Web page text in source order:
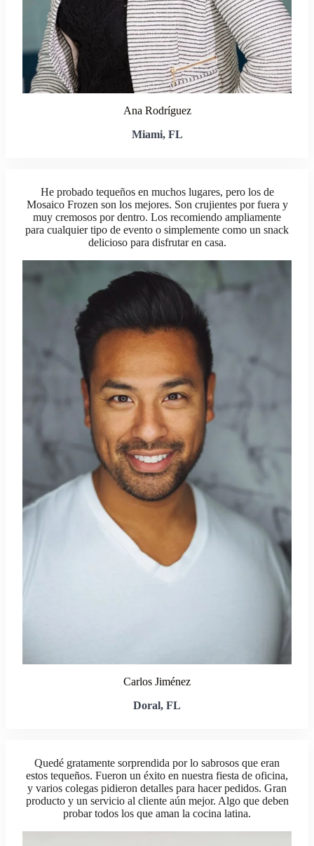
Ana Rodríguez
Miami, FL
He probado tequeños en muchos lugares, pero los de
Mosaico Frozen son los mejores. Son crujientes por fuera y
muy cremosos por dentro. Los recomiendo ampliamente
para cualquier tipo de evento o simplemente como un snack
delicioso para disfrutar en casa.
Carlos Jiménez
Doral, FL
Quedé gratamente sorprendida por lo sabrosos que eran
estos tequeños. Fueron un éxito en nuestra fiesta de oficina,
y varios colegas pidieron detalles para hacer pedidos. Gran
producto y un servicio al cliente aún mejor. Algo que deben
probar todos los que aman la cocina latina.